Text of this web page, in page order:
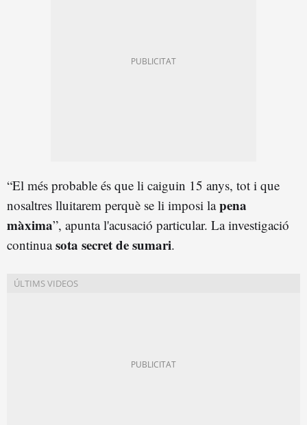
“El més probable és que li caiguin 15 anys, tot i que
nosaltres lluitarem perquè se li imposi lapena
màxima”, apunta l'acusació particular. La investigació
continuasota secret de sumari.